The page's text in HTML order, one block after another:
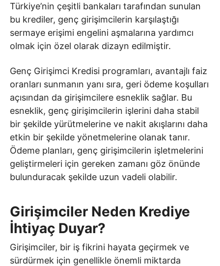
Türkiye’nin çeşitli bankaları tarafından sunulan
bu krediler, genç girişimcilerin karşılaştığı
sermaye erişimi engelini aşmalarına yardımcı
olmak için özel olarak dizayn edilmiştir.
Genç Girişimci Kredisi programları, avantajlı faiz
oranları sunmanın yanı sıra, geri ödeme koşulları
açısından da girişimcilere esneklik sağlar. Bu
esneklik, genç girişimcilerin işlerini daha stabil
bir şekilde yürütmelerine ve nakit akışlarını daha
etkin bir şekilde yönetmelerine olanak tanır.
Ödeme planları, genç girişimcilerin işletmelerini
geliştirmeleri için gereken zamanı göz önünde
bulunduracak şekilde uzun vadeli olabilir.
Girişimciler Neden Krediye
İhtiyaç Duyar?
Girişimciler, bir iş fikrini hayata geçirmek ve
sürdürmek için genellikle önemli miktarda